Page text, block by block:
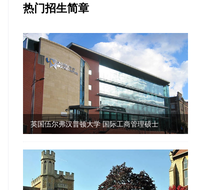
热门招生简章
英国伍尔弗汉普顿大学 国际工商管理硕士